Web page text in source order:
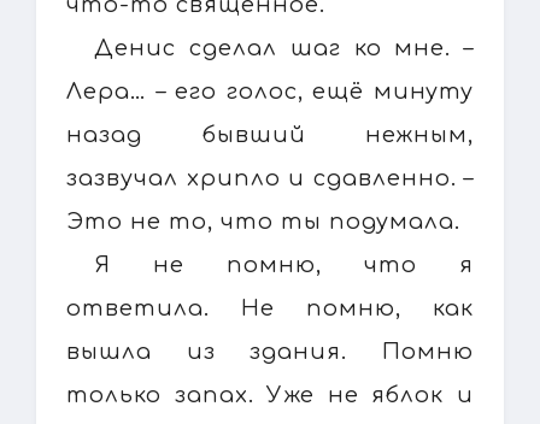
Денис сделал шаг ко мне. –
Лера… – его голос, ещё минуту
назад бывший нежным,
зазвучал хрипло и сдавленно. –
Это не то, что ты подумала.
Я не помню, что я
ответила. Не помню, как
вышла из здания. Помню
только запах. Уже не яблок и